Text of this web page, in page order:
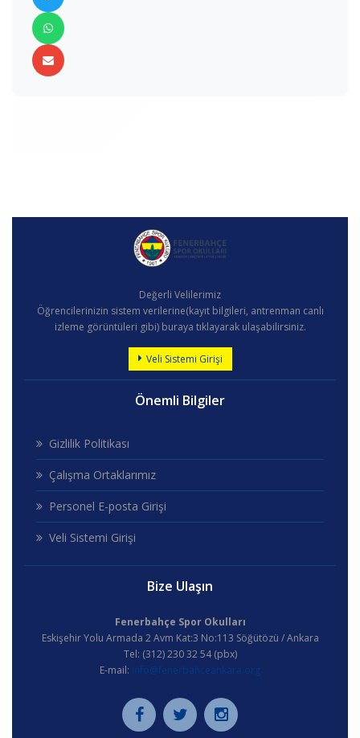
Değerli Velilerimiz
Öğrencilerinizin sistem verilerine(kayıt bilgileri, antrenman canlı
izleme görüntüleri gibi) buraya tıklayarak ulaşabilirsiniz.
Veli Sistemi Girişi
Önemli Bilgiler
Gizlilik Politikası
Çalışma Ortaklarımız
Personel E-posta Girişi
Veli Sistemi Girişi
Bize Ulaşın
Fenerbahçe Spor Okulları
Eskişehir Yolu Armada 2 Avm Kat:3 No:113 Söğütözü / Ankara
Tel: (312) 230 32 54 (pbx)
E-mail: info@fenerbahceankara.org